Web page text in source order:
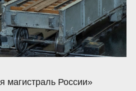
магистраль России»